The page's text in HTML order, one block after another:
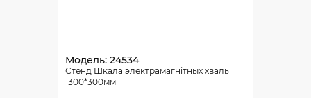
Модель: 24534
Стенд Шкала электрамагнiтных хваль
1300*300мм